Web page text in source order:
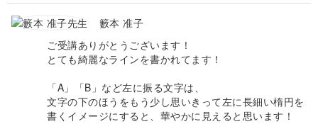
籔本 准子
ご受講ありがとうございます！
とても綺麗なラインを書かれてます！
「A」「B」など左に振る文字は、
文字の下のほうをもう少し思いきって左に長細い楕円を
書くイメージにすると、華やかに見えると思います！